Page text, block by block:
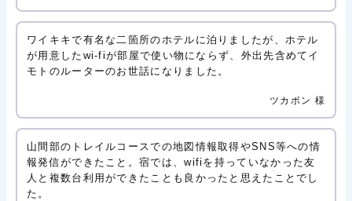
ワイキキで有名な二箇所のホテルに泊りましたが、ホテル
が用意したwi-fiが部屋で使い物にならず、外出先含めてイ
モトのルーターのお世話になりました。
ツカポン 様
山間部のトレイルコースでの地図情報取得やSNS等への情
報発信ができたこと。宿では、wifiを持っていなかった友
人と複数台利用ができたことも良かったと思えたことでし
た。